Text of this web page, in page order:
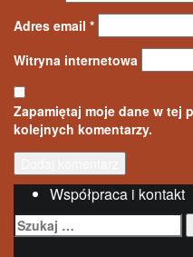
Adres email *
Witryna internetowa
Zapamiętaj moje dane w tej
kolejnych komentarzy.
Współpraca i kontakt
Szukaj: